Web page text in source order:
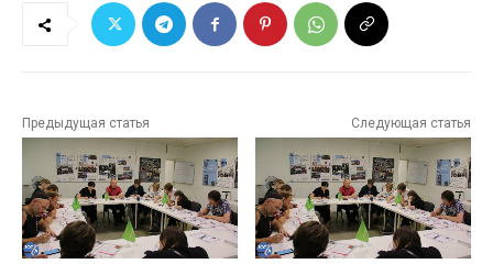
Предыдущая статья Следующая статья